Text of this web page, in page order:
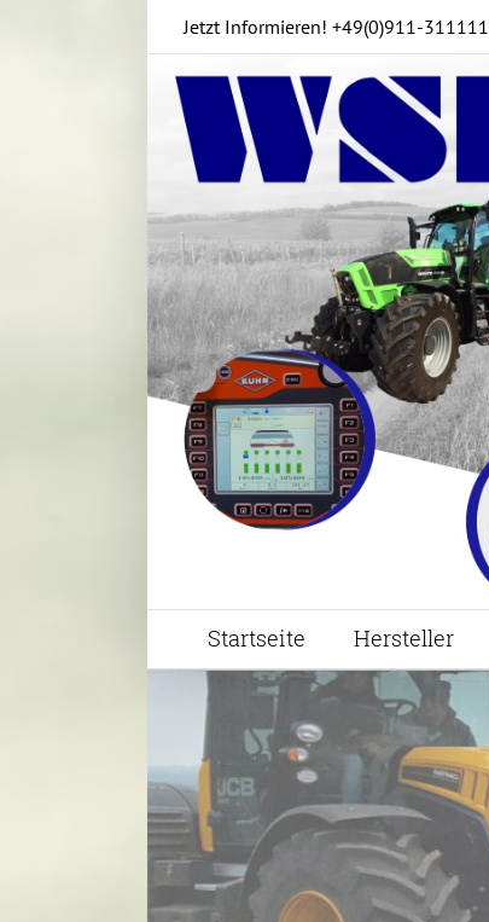
Jetzt Informieren! +49(0)911-311111
Startseite Hersteller